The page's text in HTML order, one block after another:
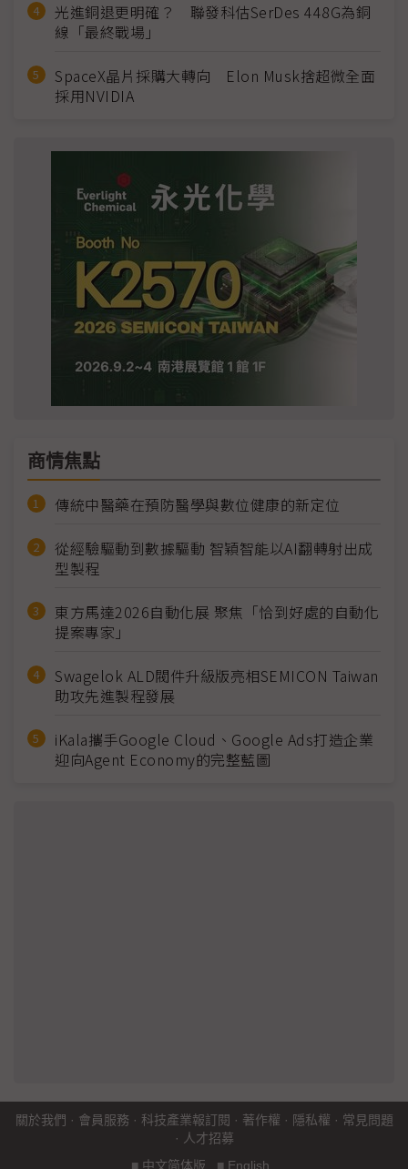
光進銅退更明確？ 聯發科估SerDes 448G為銅
線「最終戰場」
SpaceX晶片採購大轉向 Elon Musk捨超微全面
採用NVIDIA
商情焦點
傳統中醫藥在預防醫學與數位健康的新定位
從經驗驅動到數據驅動 智穎智能以AI翻轉射出成
型製程
東方馬達2026自動化展 聚焦「恰到好處的自動化
提案專家」
Swagelok ALD閥件升級版亮相SEMICON Taiwan
助攻先進製程發展
iKala攜手Google Cloud、Google Ads打造企業
迎向Agent Economy的完整藍圖
關於我們 · 會員服務 · 科技產業報訂閱 · 著作權 · 隱私權 · 常見問題
· 人才招募
■ 中文简体版 ■ English